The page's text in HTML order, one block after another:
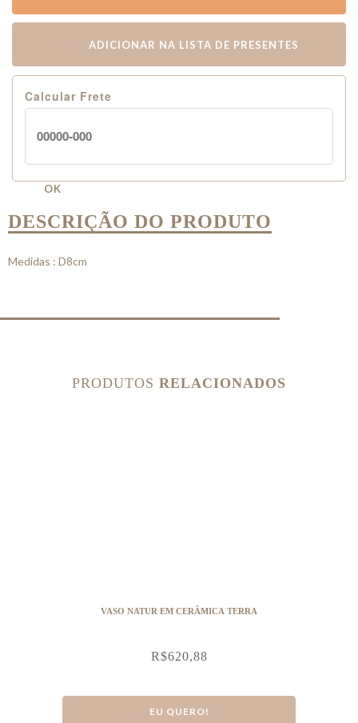
ADICIONAR NA LISTA DE PRESENTES
Calcular Frete
OK
DESCRIÇÃO DO PRODUTO
Medidas : D8cm
PRODUTOS RELACIONADOS
VASO NATUR EM CERÂMICA TERRA
R$620,88
EU QUERO!